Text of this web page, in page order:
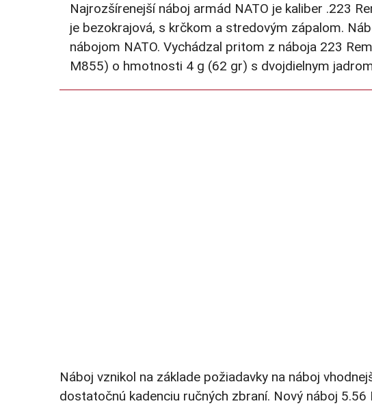
Najrozšírenejší náboj armád NATO je kaliber .223
je bezokrajová, s krčkom a stredovým zápalom.
nábojom NATO. Vychádzal pritom z náboja 223
M855) o hmotnosti 4 g (62 gr) s dvojdielnym
Náboj vznikol na základe požiadavky na náboj
dostatočnú kadenciu ručných zbraní. Nový náboj